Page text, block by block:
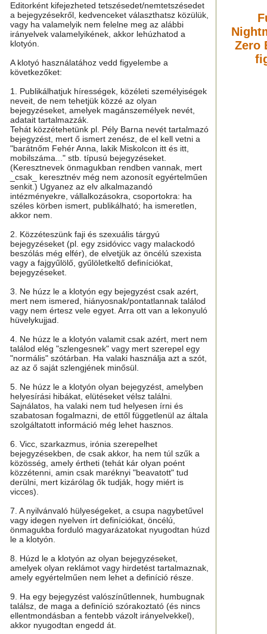
Editorként kifejezheted tetszésedet/nemtetszésedet
a bejegyzésekről, kedvenceket választhatsz közülük,
vagy ha valamelyik nem felelne meg az alábbi
irányelvek valamelyikének, akkor lehúzhatod a
klotyón.
A klotyó használatához vedd figyelembe a
következőket:
1. Publikálhatjuk hírességek, közéleti személyiségek
neveit, de nem tehetjük közzé az olyan
bejegyzéseket, amelyek magánszemélyek nevét,
adatait tartalmazzák.
Tehát közzétehetünk pl. Pély Barna nevét tartalmazó
bejegyzést, mert ő ismert zenész, de el kell vetni a
"barátnőm Fehér Anna, lakik Miskolcon itt és itt,
mobilszáma..." stb. típusú bejegyzéseket.
(Keresztnevek önmagukban rendben vannak, mert
_csak_ keresztnév még nem azonosít egyértelműen
senkit.) Ugyanez az elv alkalmazandó
intézményekre, vállalkozásokra, csoportokra: ha
széles körben ismert, publikálható; ha ismeretlen,
akkor nem.
2. Közzéteszünk faji és szexuális tárgyú
bejegyzéseket (pl. egy zsidóvicc vagy malackodó
beszólás még elfér), de elvetjük az öncélú szexista
vagy a fajgyűlölő, gyűlöletkeltő definíciókat,
bejegyzéseket.
3. Ne húzz le a klotyón egy bejegyzést csak azért,
mert nem ismered, hiányosnak/pontatlannak találod
vagy nem értesz vele egyet. Arra ott van a lekonyuló
hüvelykujjad.
4. Ne húzz le a klotyón valamit csak azért, mert nem
találod elég "szlengesnek" vagy mert szerepel egy
"normális" szótárban. Ha valaki használja azt a szót,
az az ő saját szlengjének minősül.
5. Ne húzz le a klotyón olyan bejegyzést, amelyben
helyesírási hibákat, elütéseket vélsz találni.
Sajnálatos, ha valaki nem tud helyesen írni és
szabatosan fogalmazni, de ettől függetlenül az általa
szolgáltatott információ még lehet hasznos.
6. Vicc, szarkazmus, irónia szerepelhet
bejegyzésekben, de csak akkor, ha nem túl szűk a
közösség, amely értheti (tehát kár olyan poént
közzétenni, amin csak maréknyi "beavatott" tud
derülni, mert kizárólag ők tudják, hogy miért is
vicces).
7. A nyilvánvaló hülyeségeket, a csupa nagybetűvel
vagy idegen nyelven írt definíciókat, öncélú,
önmagukba forduló magyarázatokat nyugodtan húzd
le a klotyón.
8. Húzd le a klotyón az olyan bejegyzéseket,
amelyek olyan reklámot vagy hirdetést tartalmaznak,
amely egyértelműen nem lehet a definíció része.
9. Ha egy bejegyzést valószínűtlennek, humbugnak
találsz, de maga a definíció szórakoztató (és nincs
ellentmondásban a fentebb vázolt irányelvekkel),
akkor nyugodtan engedd át.
Zero